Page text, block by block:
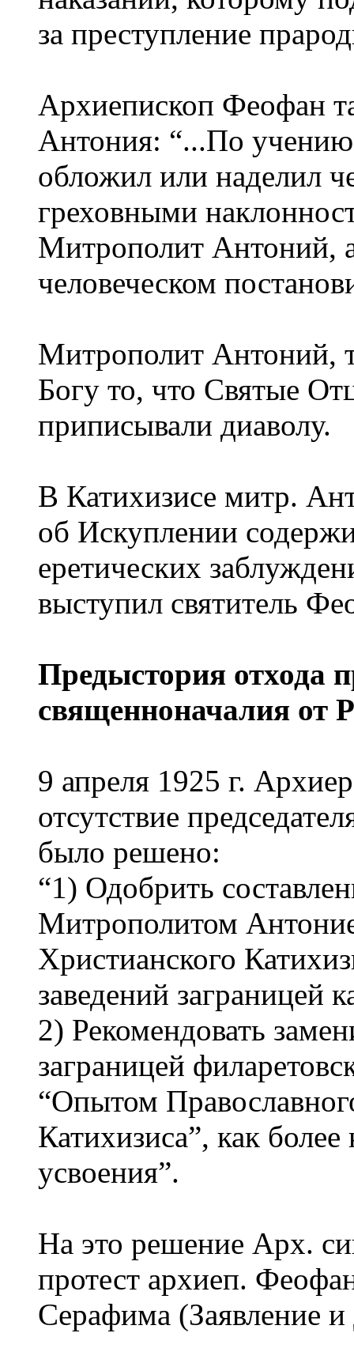
за преступление
Архиепископ Феофан
Антония: “...По
обложил или наделил
греховными
Митрополит Антоний, а
человеческом
Митрополит Антоний,
Богу то, что Святые
приписывали диаволу.
В Катихизисе митр.
об Искуплении
еретических
выступил святитель
Предыстория отхода
священноначалия от
9 апреля 1925 г.
отсутствие
было решено:
“1) Одобрить
Митрополитом
Христианского
заведений заграницей
2) Рекомендовать
заграницей
“Опытом
Катихизиса”, как
усвоения”.
На это решение Арх.
протест архиеп.
Серафима (Заявление